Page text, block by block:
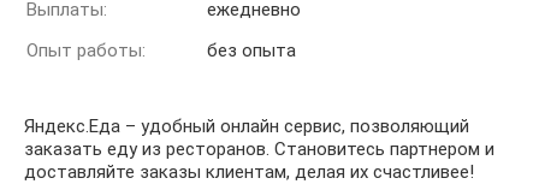
Выплаты:
ежедневно
Опыт работы:
без опыта
Яндекс.Еда – удобный онлайн сервис, позволяющий
заказать еду из ресторанов. Становитесь партнером и
доставляйте заказы клиентам, делая их счастливее!